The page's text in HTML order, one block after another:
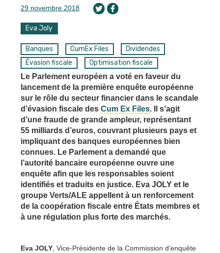
29 novembre 2018
Eva Joly
Banques CumEx Files
Dividendes
Évasion fiscale
Optimisation fiscale
Le Parlement européen a voté en faveur du
lancement de la première enquête européenne
sur le rôle du secteur financier dans le scandale
d’évasion fiscale des Cum Ex Files. Il s’agit
d’une fraude de grande ampleur, représentant
55 milliards d’euros, couvrant plusieurs pays et
impliquant des banques européennes bien
connues. Le Parlement a demandé que
l’autorité bancaire européenne ouvre une
enquête afin que les responsables soient
identifiés et traduits en justice. Eva JOLY et le
groupe Verts/ALE appellent à un renforcement
de la coopération fiscale entre États membres et
à une régulation plus forte des marchés.
Eva JOLY , Vice-Présidente de la Commission d’enquête